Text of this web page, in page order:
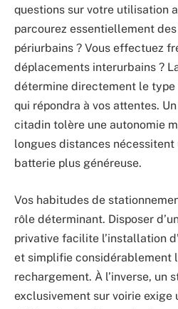
questions sur votre utilisation
parcourez essentiellement
périurbains ? Vous effectuez
déplacements interurbains ?
détermine directement le
qui répondra à vos attentes.
citadin tolère une autonomie
longues distances
batterie plus généreuse.
Vos habitudes de
rôle déterminant. Disposer
privative facilite l’installation
et simplifie considérablement
rechargement. À l’inverse, un
exclusivement sur voirie exige